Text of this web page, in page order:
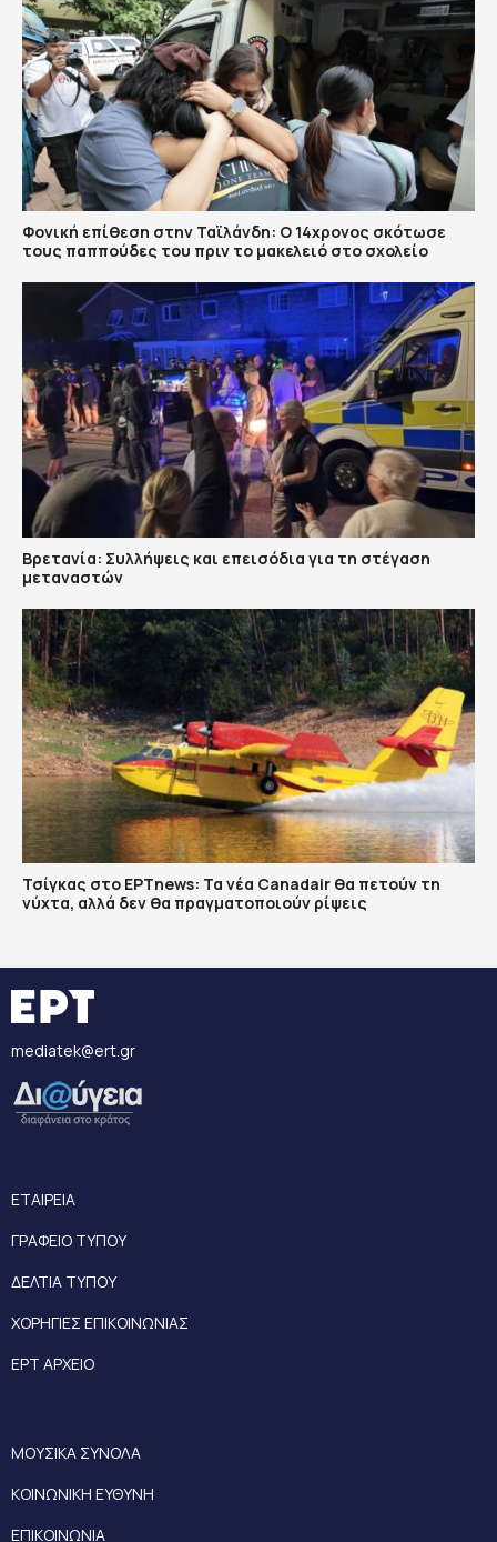
Φονική επίθεση στην Ταϊλάνδη: Ο 14χρονος σκότωσε
τους παππούδες του πριν το μακελειό στο σχολείο
Βρετανία: Συλλήψεις και επεισόδια για τη στέγαση
μεταναστών
Τσίγκας στο ΕΡΤnews: Τα νέα Canadair θα πετούν τη
νύχτα, αλλά δεν θα πραγματοποιούν ρίψεις
mediatek@ert.gr
ΕΤΑΙΡΕΙΑ
ΓΡΑΦΕΙΟ ΤΥΠΟΥ
ΔΕΛΤΙΑ ΤΥΠΟΥ
ΧΟΡΗΓΙΕΣ ΕΠΙΚΟΙΝΩΝΙΑΣ
ΕΡΤ ΑΡΧΕΙΟ
ΜΟΥΣΙΚΑ ΣΥΝΟΛΑ
ΚΟΙΝΩΝΙΚΗ ΕΥΘΥΝΗ
ΕΠΙΚΟΙΝΩΝΙΑ